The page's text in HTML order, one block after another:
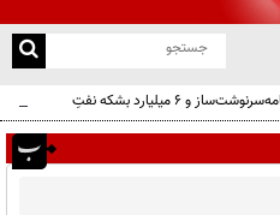
بازگشت ۱۰ پالایشگاه به دولت؟ روایتی از یک نامه‌سرنوشت‌ساز و ۶ میلیارد بشکه نفتِ